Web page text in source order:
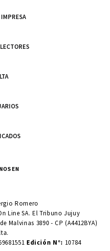
EN
Romero
Line SA. El Tribuno Jujuy
Malvinas 3890 - CP (A4412BYA)
Edición N°: 10784